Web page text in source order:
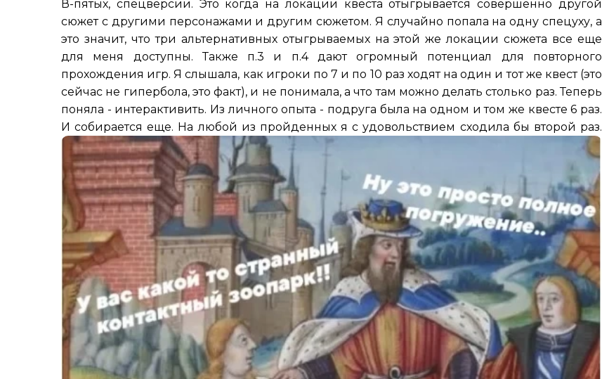
В-пятых, спецверсии. Это когда на локации квеста отыгрывается совершенно другой
сюжет с другими персонажами и другим сюжетом. Я случайно попала на одну спецуху, а
это значит, что три альтернативных отыгрываемых на этой же локации сюжета все еще
для меня доступны. Также п.3 и п.4 дают огромный потенциал для повторного
прохождения игр. Я слышала, как игроки по 7 и по 10 раз ходят на один и тот же квест (это
сейчас не гипербола, это факт), и не понимала, а что там можно делать столько раз. Теперь
поняла - интерактивить. Из личного опыта - подруга была на одном и том же квесте 6 раз.
И собирается еще. На любой из пройденных я с удовольствием сходила бы второй раз.